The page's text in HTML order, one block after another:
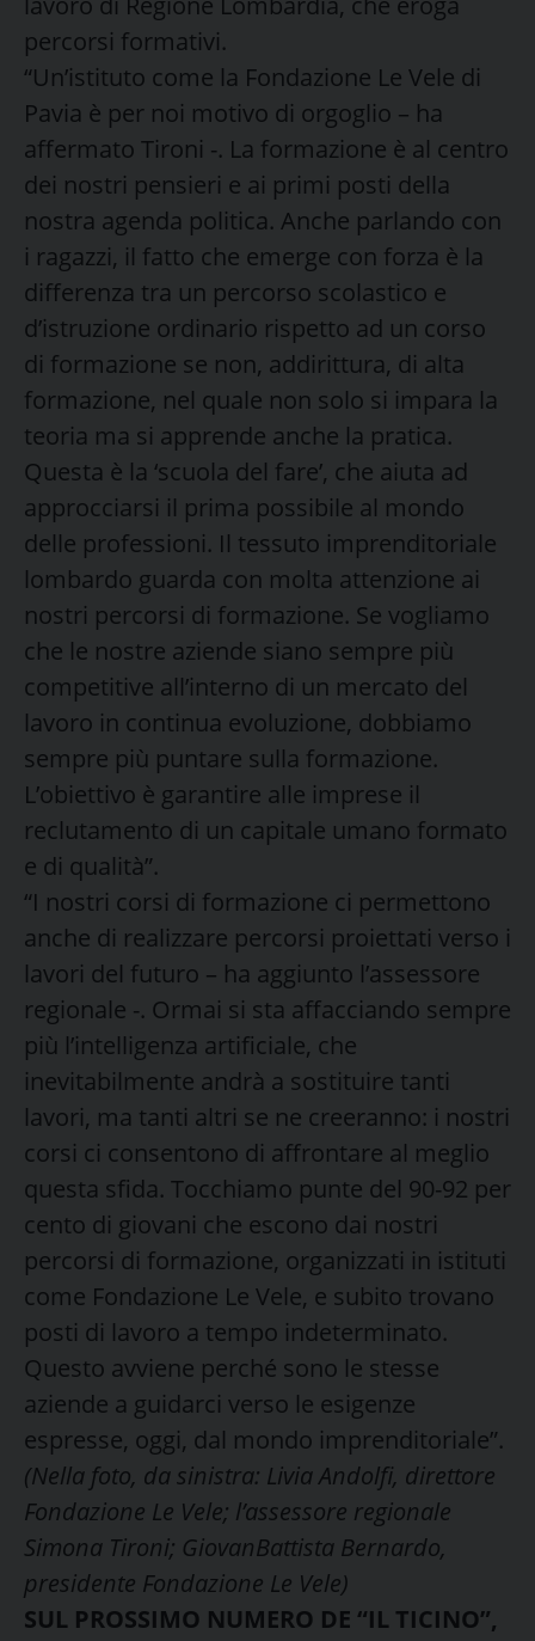
percorsi formativi.
“Un’istituto come la Fondazione Le Vele di
Pavia è per noi motivo di orgoglio – ha
affermato Tironi -. La formazione è al centro
dei nostri pensieri e ai primi posti della
nostra agenda politica. Anche parlando con
i ragazzi, il fatto che emerge con forza è la
differenza tra un percorso scolastico e
d’istruzione ordinario rispetto ad un corso
di formazione se non, addirittura, di alta
formazione, nel quale non solo si impara la
teoria ma si apprende anche la pratica.
Questa è la ‘scuola del fare’, che aiuta ad
approcciarsi il prima possibile al mondo
delle professioni. Il tessuto imprenditoriale
lombardo guarda con molta attenzione ai
nostri percorsi di formazione. Se vogliamo
che le nostre aziende siano sempre più
competitive all’interno di un mercato del
lavoro in continua evoluzione, dobbiamo
sempre più puntare sulla formazione.
L’obiettivo è garantire alle imprese il
reclutamento di un capitale umano formato
e di qualità”.
“I nostri corsi di formazione ci permettono
anche di realizzare percorsi proiettati verso i
lavori del futuro – ha aggiunto l’assessore
regionale -. Ormai si sta affacciando sempre
più l’intelligenza artificiale, che
inevitabilmente andrà a sostituire tanti
lavori, ma tanti altri se ne creeranno: i nostri
corsi ci consentono di affrontare al meglio
questa sfida. Tocchiamo punte del 90-92 per
cento di giovani che escono dai nostri
percorsi di formazione, organizzati in istituti
come Fondazione Le Vele, e subito trovano
posti di lavoro a tempo indeterminato.
Questo avviene perché sono le stesse
aziende a guidarci verso le esigenze
espresse, oggi, dal mondo imprenditoriale”.
(Nella foto, da sinistra: Livia Andolfi, direttore
Fondazione Le Vele; l’assessore regionale
Simona Tironi; GiovanBattista Bernardo,
presidente Fondazione Le Vele)
SUL PROSSIMO NUMERO DE “IL TICINO”,